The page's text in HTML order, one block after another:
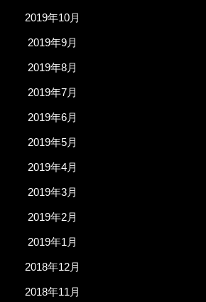
2019年10月
2019年9月
2019年8月
2019年7月
2019年6月
2019年5月
2019年4月
2019年3月
2019年2月
2019年1月
2018年12月
2018年11月